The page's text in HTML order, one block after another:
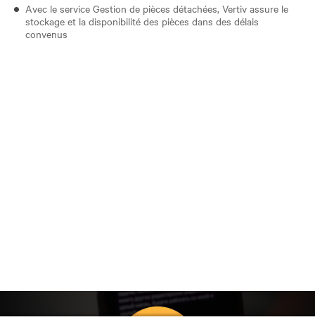
Avec le service Gestion de pièces détachées, Vertiv assure le
stockage et la disponibilité des pièces dans des délais
convenus